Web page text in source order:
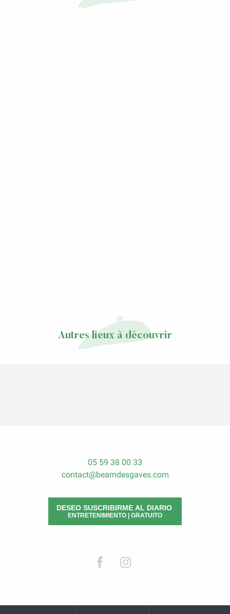
Autres lieux à découvrir
05 59 38 00 33
contact@bearndesgaves.com
DESEO SUSCRIBIRME AL DIARIO
ENTRETENIMIENTO | GRATUITO